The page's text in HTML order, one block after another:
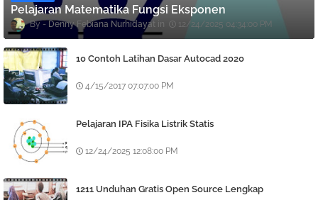
Pelajaran Matematika Fungsi Eksponen
Denny Febiana Nurhidayat 12/24/2025 04:34:00 PM
10 Contoh Latihan Dasar Autocad 2020
4/15/2017 07:07:00 PM
Pelajaran IPA Fisika Listrik Statis
12/24/2025 12:08:00 PM
1211 Unduhan Gratis Open Source Lengkap